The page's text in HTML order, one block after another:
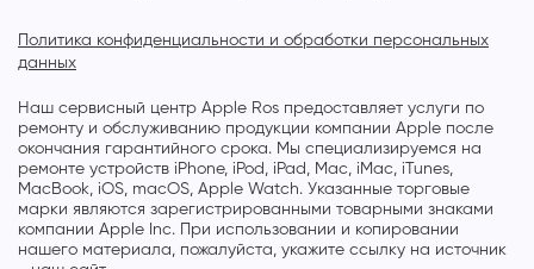
Наш сервисный центр Apple Ros предоставляет услуги по
ремонту и обслуживанию продукции компании Apple после
окончания гарантийного срока. Мы специализируемся на
ремонте устройств iPhone, iPod, iPad, Mac, iMac, iTunes,
MacBook, iOS, macOS, Apple Watch. Указанные торговые
марки являются зарегистрированными товарными знаками
компании Apple Inc. При использовании и копировании
нашего материала, пожалуйста, укажите ссылку на источник
Политика конфиденциальности и обработки персональных
данных